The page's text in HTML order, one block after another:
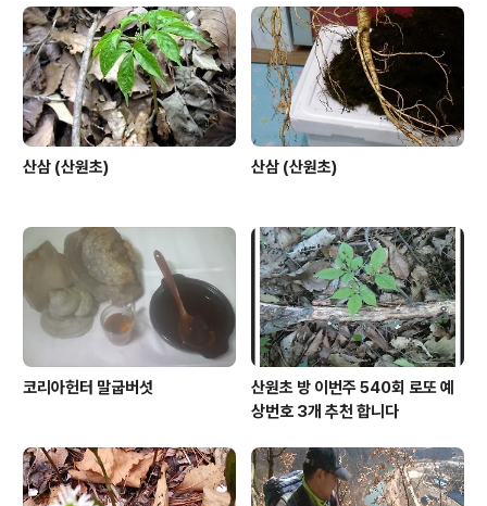
산삼 (산원초) 산삼 (산원초)
코리아헌터 말굽버섯
산원초 방 이번주 540회 로또 예
상번호 3개 추천 합니다